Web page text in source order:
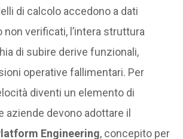
di calcolo accedono a dati
non verificati, l’intera struttura
di subire derive funzionali,
operative fallimentari. Per
diventi un elemento di
aziende devono adottare il
Engineering, concepito per